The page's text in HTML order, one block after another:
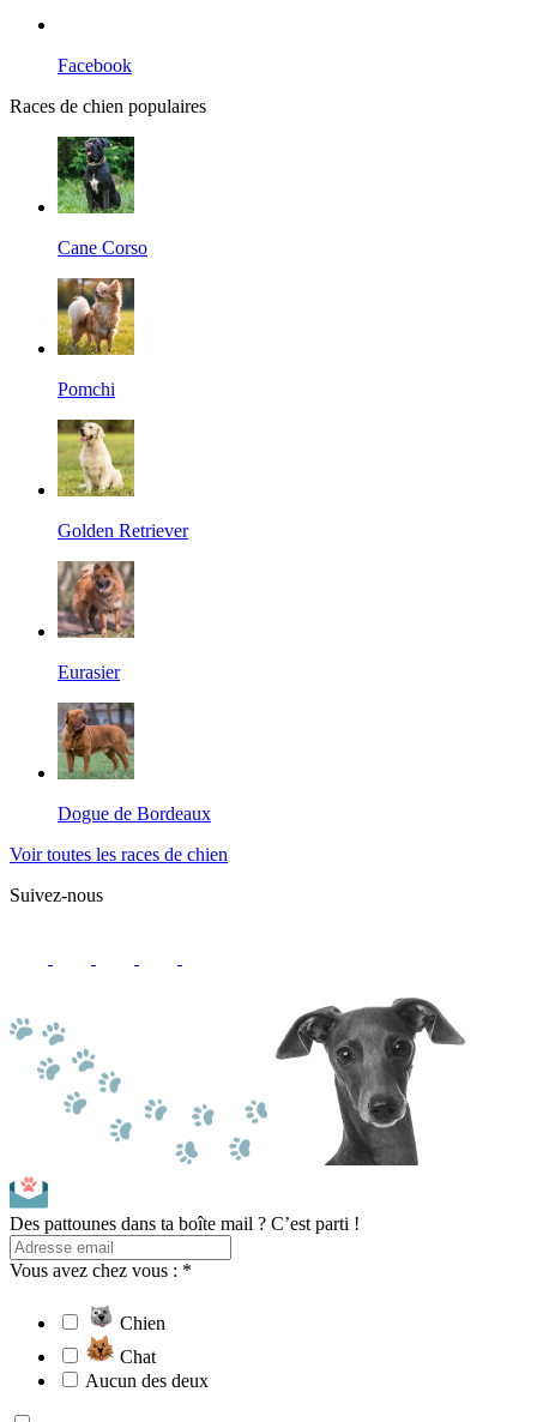
Facebook
Races de chien populaires
Cane Corso
Pomchi
Golden Retriever
Eurasier
Dogue de Bordeaux
Voir toutes les races de chien
Suivez-nous
Des pattounes dans ta boîte mail ? C’est parti !
Vous avez chez vous : *
Chien
Chat
Aucun des deux